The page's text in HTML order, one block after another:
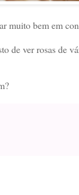
muito bem em
de ver rosas de